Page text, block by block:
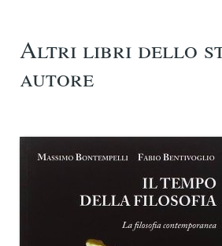
Altri libri dello
autore